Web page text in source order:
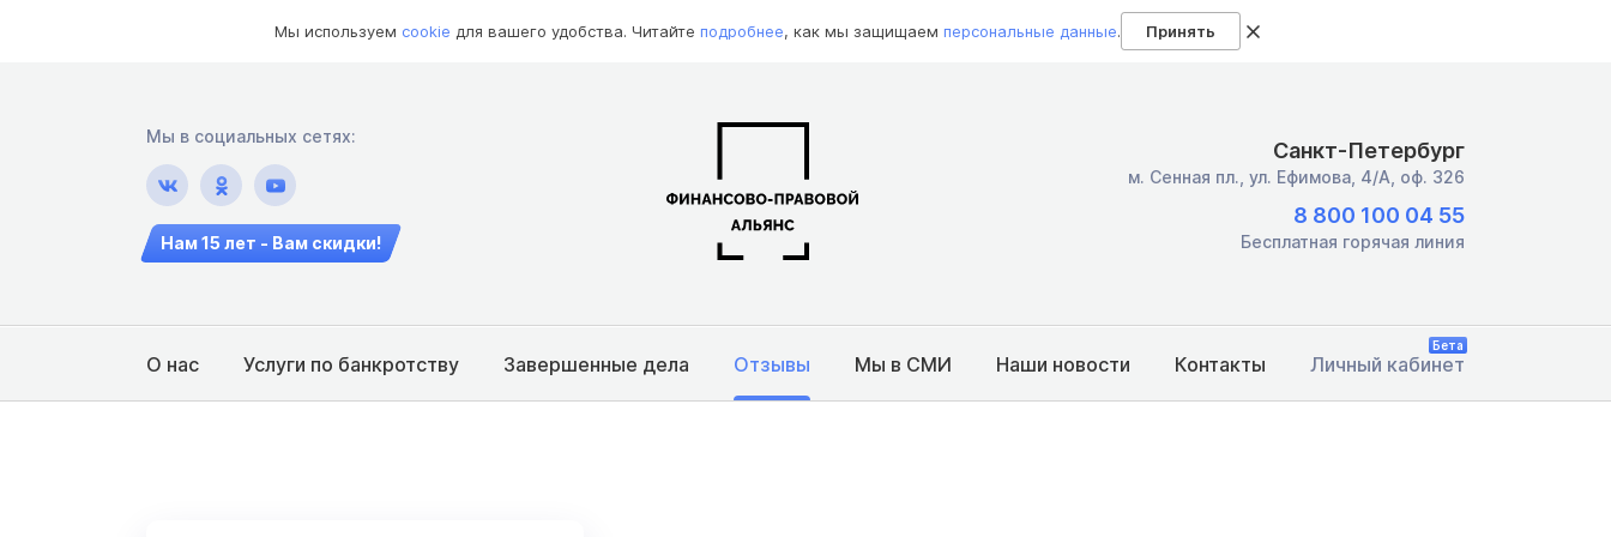
Мы используем cookie для вашего удобства. Читайте подробнее, как мы защищаем персональные данные. Принять
Мы в социальных сетях:
Нам 15 лет - Вам скидки!
Санкт-Петербург
м. Сенная пл., ул. Ефимова, 4/А, оф. 326
8 800 100 04 55
Бесплатная горячая линия
О нас Услуги по банкротству Завершенные дела Отзывы Мы в СМИ Наши новости Контакты Личный кабинет
Бета